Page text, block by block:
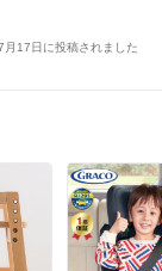
月17日に投稿されました